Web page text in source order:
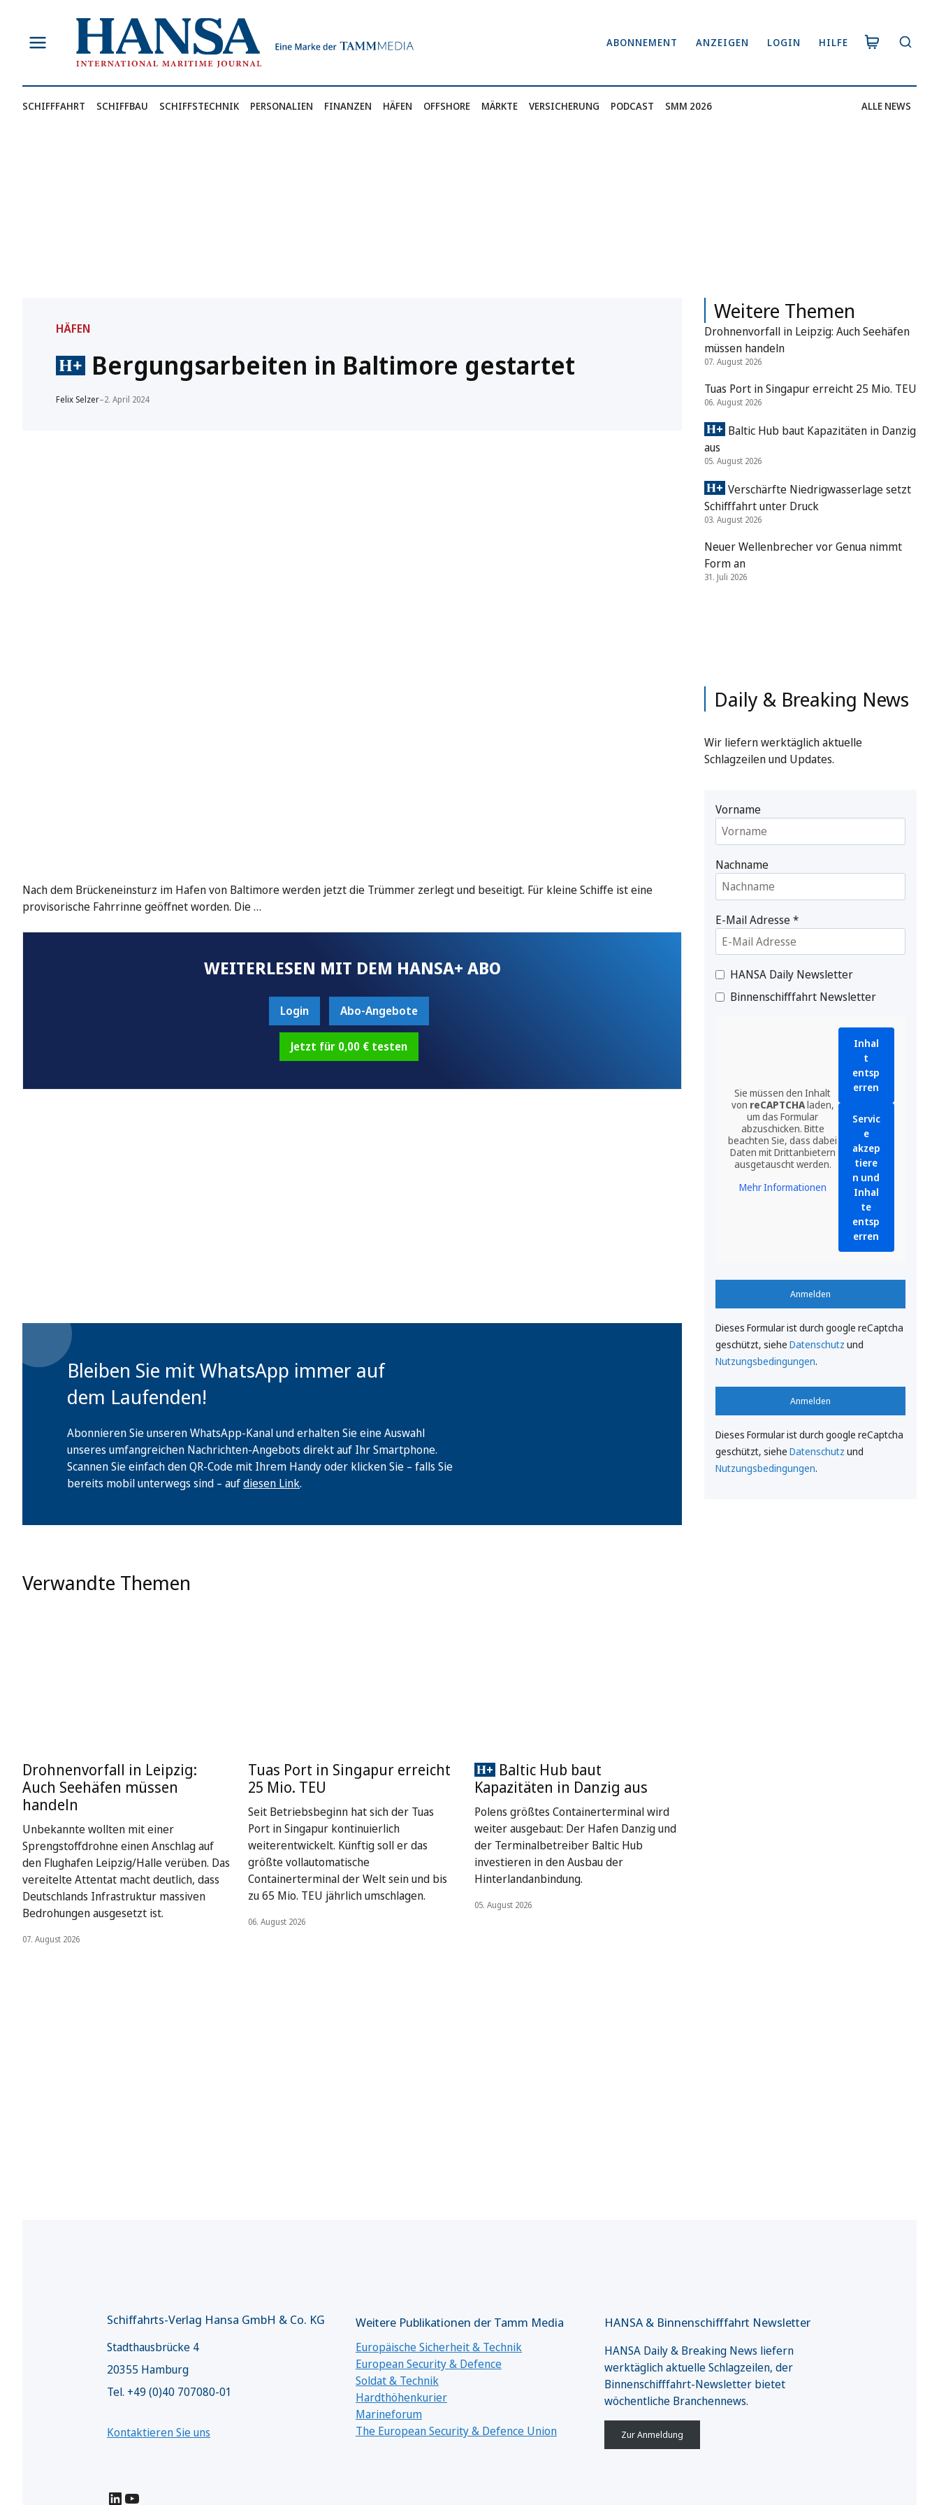
springen
ABONNEMENT ANZEIGEN LOGIN HILFE
SCHIFFFAHRT SCHIFFBAU SCHIFFSTECHNIK PERSONALIEN FINANZEN HÄFEN OFFSHORE MÄRKTE VERSICHERUNG PODCAST SMM 2026 ALLE NEWS
HÄFEN
Bergungsarbeiten in Baltimore gestartet
Felix Selzer–2. April 2024
Nach dem Brückeneinsturz im Hafen von Baltimore werden jetzt die Trümmer zerlegt und beseitigt. Für kleine Schiffe ist eine
provisorische Fahrrinne geöffnet worden. Die …
WEITERLESEN MIT DEM HANSA+ ABO
Login Abo-Angebote
Jetzt für 0,00 € testen
Bleiben Sie mit WhatsApp immer auf
dem Laufenden!
Abonnieren Sie unseren WhatsApp-Kanal und erhalten Sie eine Auswahl
unseres umfangreichen Nachrichten-Angebots direkt auf Ihr Smartphone.
Scannen Sie einfach den QR-Code mit Ihrem Handy oder klicken Sie – falls Sie
bereits mobil unterwegs sind – aufdiesen Link.
Verwandte Themen
Drohnenvorfall in Leipzig:
Auch Seehäfen müssen
handeln
Unbekannte wollten mit einer
Sprengstoffdrohne einen Anschlag auf
den Flughafen Leipzig/Halle verüben. Das
vereitelte Attentat macht deutlich, dass
Deutschlands Infrastruktur massiven
Bedrohungen ausgesetzt ist.
07. August 2026
Tuas Port in Singapur erreicht
25 Mio. TEU
Seit Betriebsbeginn hat sich der Tuas
Port in Singapur kontinuierlich
weiterentwickelt. Künftig soll er das
größte vollautomatische
Containerterminal der Welt sein und bis
zu 65 Mio. TEU jährlich umschlagen.
06. August 2026
Baltic Hub baut
Kapazitäten in Danzig aus
Polens größtes Containerterminal wird
weiter ausgebaut: Der Hafen Danzig und
der Terminalbetreiber Baltic Hub
investieren in den Ausbau der
Hinterlandanbindung.
05. August 2026
Weitere Themen
Drohnenvorfall in Leipzig: Auch Seehäfen
müssen handeln
07. August 2026
Tuas Port in Singapur erreicht 25 Mio. TEU
06. August 2026
Baltic Hub baut Kapazitäten in Danzig
aus
05. August 2026
Verschärfte Niedrigwasserlage setzt
Schifffahrt unter Druck
03. August 2026
Neuer Wellenbrecher vor Genua nimmt
Form an
31. Juli 2026
Daily & Breaking News
Wir liefern werktäglich aktuelle
Schlagzeilen und Updates.
Vorname
Nachname
E-Mail Adresse*
HANSA Daily Newsletter
Binnenschifffahrt Newsletter
Sie müssen den Inhalt
von reCAPTCHAladen,
um das Formular
abzuschicken. Bitte
beachten Sie, dass dabei
Daten mit Drittanbietern
ausgetauscht werden.
Mehr Informationen
Inhal
t
entsp
erren
Servic
e
akzep
tiere
n und
Inhal
te
entsp
erren
Anmelden
Dieses Formular ist durch google reCaptcha
geschützt, siehe Datenschutz und
Nutzungsbedingungen.
Anmelden
Dieses Formular ist durch google reCaptcha
geschützt, siehe Datenschutz und
Nutzungsbedingungen.
Schiffahrts-Verlag Hansa GmbH & Co. KG
Stadthausbrücke 4
20355 Hamburg
Tel. +49 (0)40 707080-01
Kontaktieren Sie uns
LinkedIn
YouTube
Weitere Publikationen der Tamm Media
Europäische Sicherheit & Technik
European Security & Defence
Soldat & Technik
Hardthöhenkurier
Marineforum
The European Security & Defence Union
HANSA & Binnenschifffahrt Newsletter
HANSA Daily & Breaking News liefern
werktäglich aktuelle Schlagzeilen, der
Binnenschifffahrt-Newsletter bietet
wöchentliche Branchennews.
Zur Anmeldung